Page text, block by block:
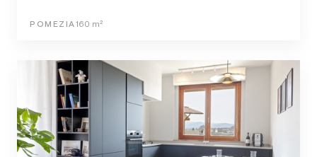
POMEZIA 160 m²